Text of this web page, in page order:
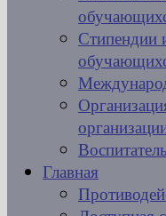
Стипендии
Главная